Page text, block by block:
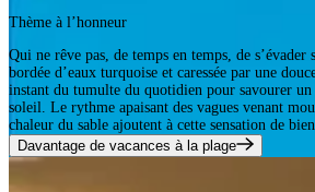
Thème à l’honneur
Qui ne rêve pas, de temps en temps, de s’évader
bordée d’eaux turquoise et caressée par une
instant du tumulte du quotidien pour savourer un
soleil. Le rythme apaisant des vagues venant
chaleur du sable ajoutent à cette sensation de
Davantage de vacances à la plage